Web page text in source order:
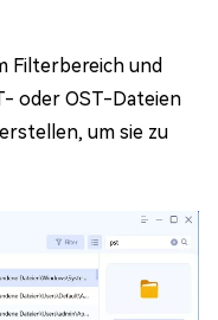
Filterbereich und
oder OST-Dateien
um sie zu